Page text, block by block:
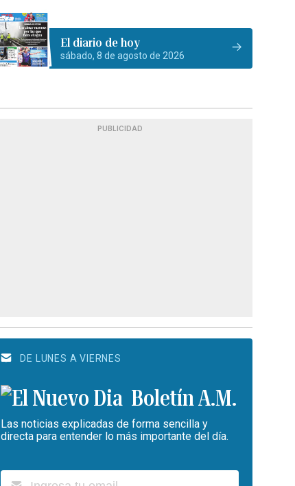
El diario de hoy
sábado, 8 de agosto de 2026
PUBLICIDAD
DE LUNES A VIERNES
Boletín A.M.
Las noticias explicadas de forma sencilla y
directa para entender lo más importante del día.